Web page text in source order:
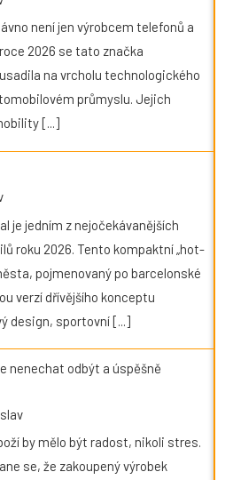
není jen výrobcem telefonů a
2026 se tato značka
na vrcholu technologického
průmyslu. Jejich
[...]
je jedním z nejočekávanějších
roku 2026. Tento kompaktní „hot-
pojmenovaný po barcelonské
verzí dřívějšího konceptu
design, sportovní[...]
nenechat odbýt a úspěšně
by mělo být radost, nikoli stres.
se, že zakoupený výrobek